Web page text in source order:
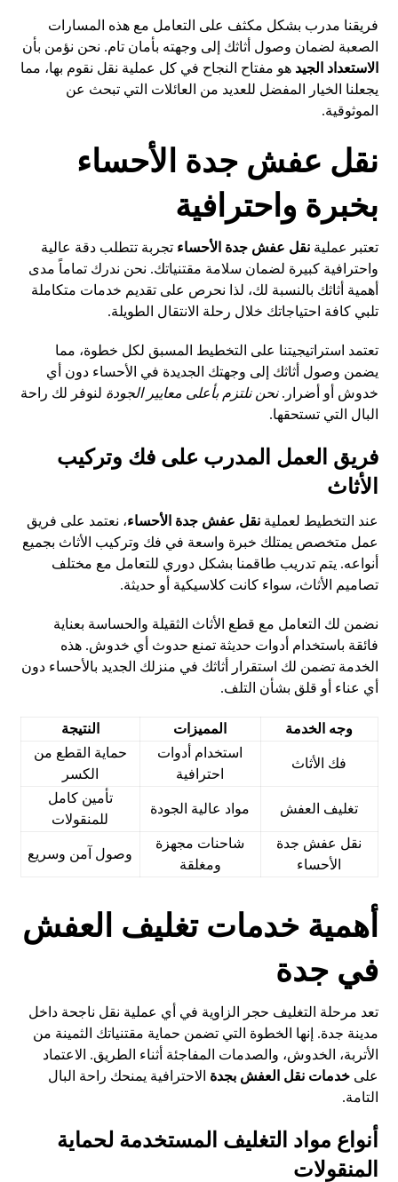
فريقنا مدرب بشكل مكثف على التعامل مع هذه المسارات
الصعبة لضمان وصول أثاثك إلى وجهته بأمان تام. نحن نؤمن بأن
الاستعداد الجيد هو مفتاح النجاح في كل عملية نقل نقوم بها، مما
يجعلنا الخيار المفضل للعديد من العائلات التي تبحث عن
الموثوقية.
نقل عفش جدة الأحساء
بخبرة واحترافية
تعتبر عمليةنقل عفش جدة الأحساء تجربة تتطلب دقة عالية
واحترافية كبيرة لضمان سلامة مقتنياتك. نحن ندرك تماماً مدى
أهمية أثاثك بالنسبة لك، لذا نحرص على تقديم خدمات متكاملة
تلبي كافة احتياجاتك خلال رحلة الانتقال الطويلة.
تعتمد استراتيجيتنا على التخطيط المسبق لكل خطوة، مما
يضمن وصول أثاثك إلى وجهتك الجديدة في الأحساء دون أي
خدوش أو أضرار.نحن نلتزم بأعلى معايير الجودة لنوفر لك راحة
البال التي تستحقها.
فريق العمل المدرب على فك وتركيب
الأثاث
عند التخطيط لعمليةنقل عفش جدة الأحساء، نعتمد على فريق
عمل متخصص يمتلك خبرة واسعة في فك وتركيب الأثاث بجميع
أنواعه. يتم تدريب طاقمنا بشكل دوري للتعامل مع مختلف
تصاميم الأثاث، سواء كانت كلاسيكية أو حديثة.
نضمن لك التعامل مع قطع الأثاث الثقيلة والحساسة بعناية
فائقة باستخدام أدوات حديثة تمنع حدوث أي خدوش. هذه
الخدمة تضمن لك استقرار أثاثك في منزلك الجديد بالأحساء دون
أي عناء أو قلق بشأن التلف.
وجه الخدمة المميزات النتيجة
فك الأثاث
استخدام أدوات
احترافية
حماية القطع من
الكسر
تغليف العفش مواد عالية الجودة
تأمين كامل
للمنقولات
نقل عفش جدة
الأحساء
شاحنات مجهزة
ومغلقة
وصول آمن وسريع
أهمية خدمات تغليف العفش
في جدة
تعد مرحلة التغليف حجر الزاوية في أي عملية نقل ناجحة داخل
مدينة جدة. إنها الخطوة التي تضمن حماية مقتنياتك الثمينة من
الأتربة، الخدوش، والصدمات المفاجئة أثناء الطريق. الاعتماد
علىخدمات نقل العفش بجدة الاحترافية يمنحك راحة البال
التامة.
أنواع مواد التغليف المستخدمة لحماية
المنقولات